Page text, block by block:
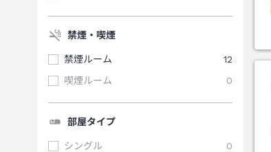
禁煙・喫煙
禁煙ルーム
12
喫煙ルーム
0
部屋タイプ
シングル
0